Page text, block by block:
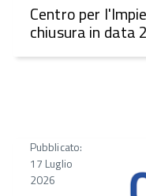
Centro per
chiusura in data
Pubblicato:
17 Luglio
2026